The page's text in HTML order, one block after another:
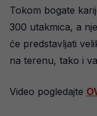
Tokom bogate
300 utakmica, a
će predstavljati
na terenu, tako i
Video pogledajte